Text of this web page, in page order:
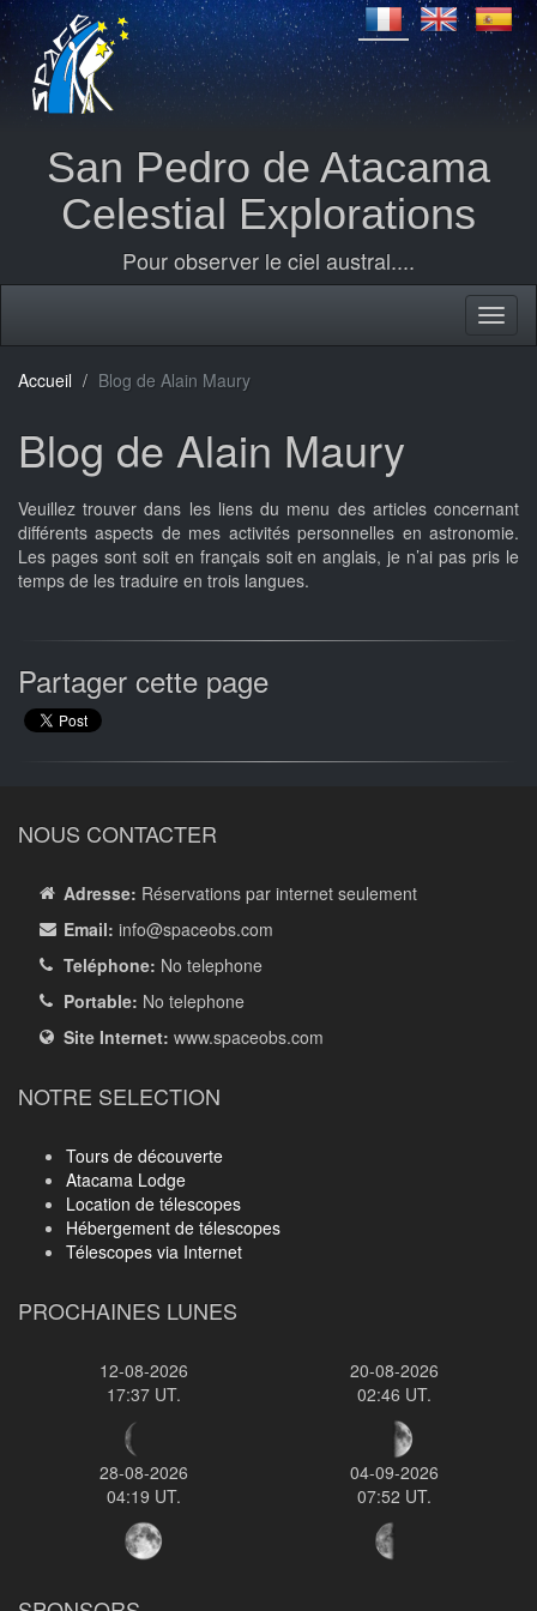
San Pedro de Atacama
Celestial Explorations
Pour observer le ciel austral....
Accueil Blog de Alain Maury
Blog de Alain Maury
Veuillez trouver dans les liens du menu des articles concernant
différents aspects de mes activités personnelles en astronomie.
Les pages sont soit en français soit en anglais, je n’ai pas pris le
temps de les traduire en trois langues.
Partager cette page
NOUS CONTACTER
Adresse: Réservations par internet seulement
Email: info@spaceobs.com
Teléphone: No telephone
Portable: No telephone
Site Internet: www.spaceobs.com
NOTRE SELECTION
Tours de découverte
Atacama Lodge
Location de télescopes
Hébergement de télescopes
Télescopes via Internet
PROCHAINES LUNES
12-08-2026
17:37 UT.
20-08-2026
02:46 UT.
28-08-2026
04:19 UT.
04-09-2026
07:52 UT.